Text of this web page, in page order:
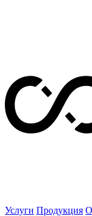
Услуги Продукция